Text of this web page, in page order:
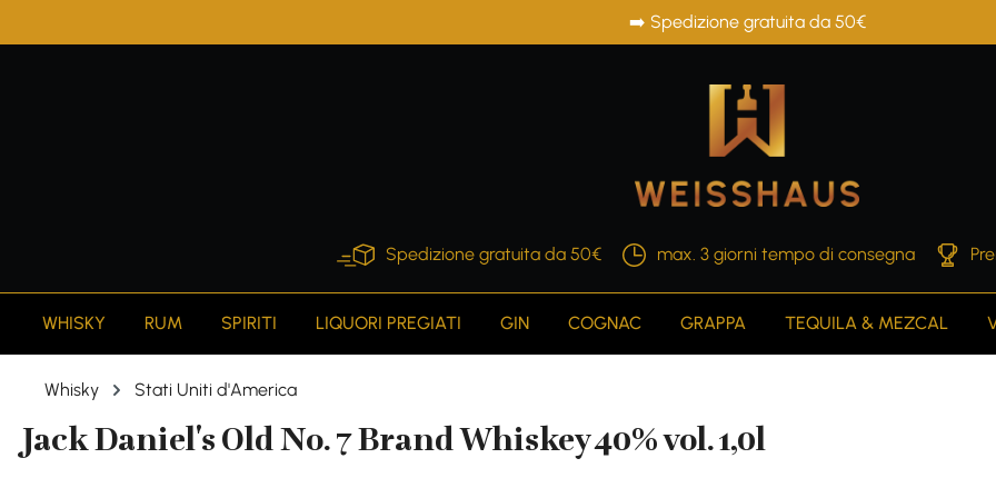
➡️ Spedizione gratuita da 50€
Spedizione gratuita da 50€ max. 3 giorni tempo di consegna
WHISKY RUM SPIRITI LIQUORI PREGIATI GIN COGNAC GRAPPA TEQUILA & MEZCAL
Whisky Stati Uniti d'America
Jack Daniel's Old No. 7 Brand Whiskey 40% vol. 1,0l